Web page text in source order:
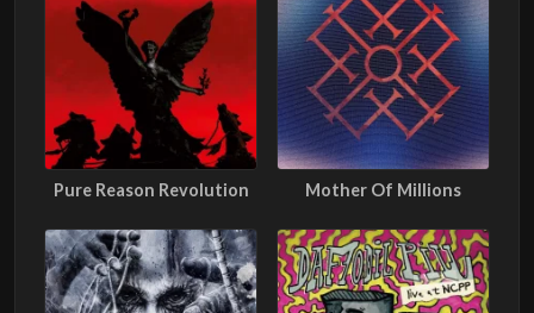
Pure Reason Revolution Mother Of Millions